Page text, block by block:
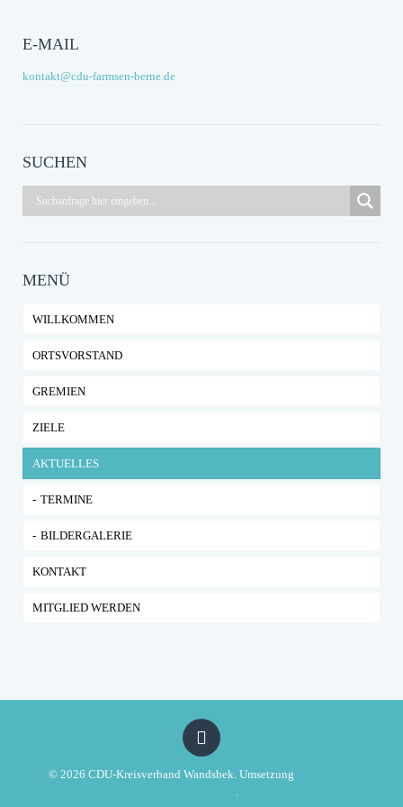
E-MAIL
kontakt@cdu-farmsen-berne.de
SUCHEN
MENÜ
WILLKOMMEN
ORTSVORSTAND
GREMIEN
BEZIRKSVERSAMMLUNG WANDSBEK
ZIELE
AKTUELLES
TERMINE
BILDERGALERIE
KONTAKT
MITGLIED WERDEN
© 2026 CDU-Kreisverband Wandsbek. Umsetzung
.